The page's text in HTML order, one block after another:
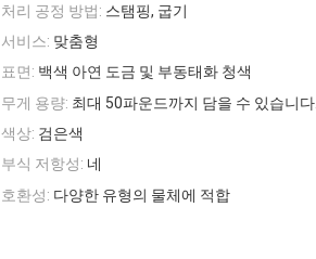
처리 공정 방법: 스탬핑, 굽기
서비스: 맞춤형
표면: 백색 아연 도금 및 부동태화 청색
무게 용량: 최대 50파운드까지 담을 수 있습니다.
색상: 검은색
부식 저항성: 네
호환성: 다양한 유형의 물체에 적합